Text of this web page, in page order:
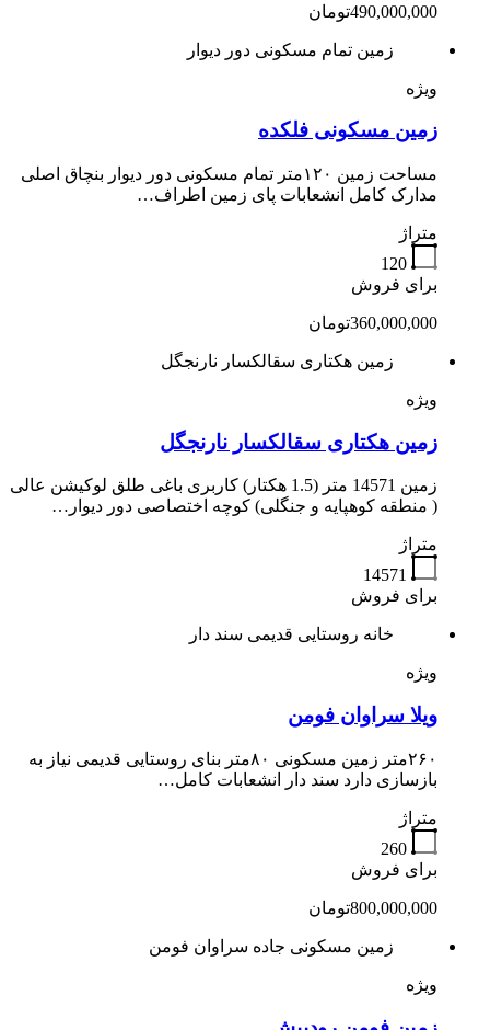
490,000,000تومان
زمین تمام مسکونی دور دیوار
ویژه
زمین مسکونی فلکده
مساحت زمین ۱۲۰متر تمام مسکونی دور دیوار بنچاق اصلی
مدارک کامل انشعابات پای زمین اطراف…
متراژ
120
برای فروش
360,000,000تومان
زمین هکتاری سقالکسار نارنجگل
ویژه
زمین هکتاری سقالکسار نارنجگل
زمین 14571 متر (1.5 هکتار) کاربری باغی طلق لوکیشن عالی
( منطقه کوهپایه و جنگلی) کوچه اختصاصی دور دیوار…
متراژ
14571
برای فروش
خانه روستایی قدیمی سند دار
ویژه
ویلا سراوان فومن
۲۶۰متر زمین مسکونی ۸۰متر بنای روستایی قدیمی نیاز به
بازسازی دارد سند دار انشعابات کامل…
متراژ
260
برای فروش
800,000,000تومان
زمین مسکونی جاده سراوان فومن
ویژه